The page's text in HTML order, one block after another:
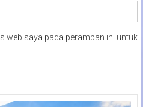
web saya pada peramban ini untuk